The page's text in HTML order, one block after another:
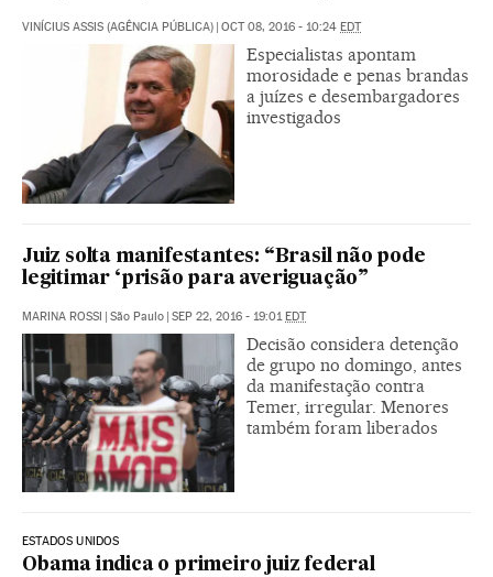
VINÍCIUS ASSIS (AGÊNCIA PÚBLICA) | OCT 08, 2016 - 10:24 EDT
Especialistas apontam
morosidade e penas brandas
a juízes e desembargadores
investigados
Juiz solta manifestantes: “Brasil não pode
legitimar ‘prisão para averiguação”
MARINA ROSSI | São Paulo | SEP 22, 2016 - 19:01 EDT
Decisão considera detenção
de grupo no domingo, antes
da manifestação contra
Temer, irregular. Menores
também foram liberados
ESTADOS UNIDOS
Obama indica o primeiro juiz federal